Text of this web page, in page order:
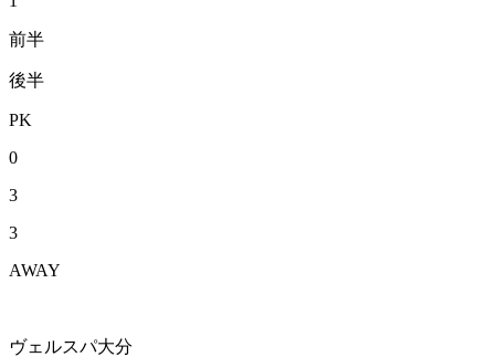
前半
後半
PK
0
3
3
AWAY
ヴェルスパ大分